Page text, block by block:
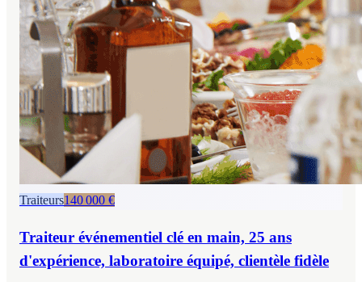
Traiteurs140 000 €
Traiteur événementiel clé en main, 25 ans
d'expérience, laboratoire équipé, clientèle fidèle